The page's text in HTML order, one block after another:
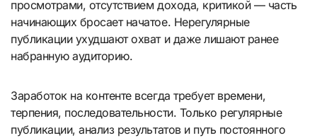
просмотрами, отсутствием дохода, критикой — часть
начинающих бросает начатое. Нерегулярные
публикации ухудшают охват и даже лишают ранее
набранную аудиторию.
Заработок на контенте всегда требует времени,
терпения, последовательности. Только регулярные
публикации, анализ результатов и путь постоянного